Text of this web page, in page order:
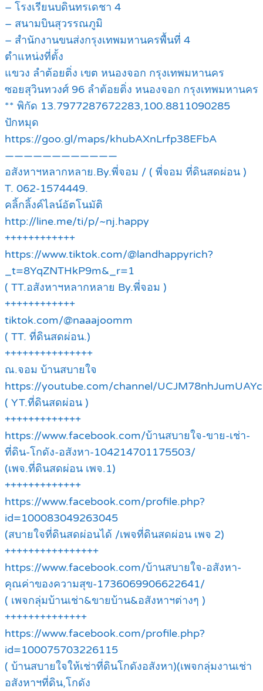
– โรงเรียนบดินทรเดชา 4
– สนามบินสุวรรณภูมิ
– สำนักงานขนส่งกรุงเทพมหานครพื้นที่ 4
ตำแหน่งที่ตั้ง
แขวง ลำต้อยติ่ง เขต หนองจอก กรุงเทพมหานคร
ซอยสุวินทวงศ์ 96 ลำต้อยติ่ง หนองจอก กรุงเทพมหานคร
** พิกัด 13.7977287672283,100.8811090285
ปักหมุด
https://goo.gl/maps/khubAXnLrfp38EFbA
————————————
อสังหาฯหลากหลาย.By.พี่จอม / ( พี่จอม ที่ดินสดผ่อน )
T. 062-1574449.
คลิ้กลิ้งค์ไลน์อัตโนมัติ
http://line.me/ti/p/~nj.happy
++++++++++++
https://www.tiktok.com/@landhappyrich?
_t=8YqZNTHkP9m&_r=1
( TT.อสังหาฯหลากหลาย By.พี่จอม )
++++++++++++
tiktok.com/@naaajoomm
( TT. ที่ดินสดผ่อน.)
+++++++++++++++
ณ.จอม บ้านสบายใจ
https://youtube.com/channel/
( YT.ที่ดินสดผ่อน )
+++++++++++++
https://www.facebook.com/บ้านสบายใจ-ขาย-เช่า-
ที่ดิน-โกดัง-อสังหา-104214701175503/
(เพจ.ที่ดินสดผ่อน เพจ.1)
+++++++++++++
https://www.facebook.com/profile.php?
id=100083049263045
(สบายใจที่ดินสดผ่อนได้ /เพจที่ดินสดผ่อน เพจ 2)
++++++++++++++++
https://www.facebook.com/บ้านสบายใจ-อสังหา-
คุณค่าของความสุข-1736069906622641/
( เพจกลุ่มบ้านเช่า&ขายบ้าน&อสังหาฯต่างๆ )
++++++++++++++
https://www.facebook.com/profile.php?
id=100075703226115
( บ้านสบายใจให้เช่าที่ดินโกดังอสังหา)(เพจกลุ่มงานเช่า
อสังหาฯที่ดิน,โกดัง